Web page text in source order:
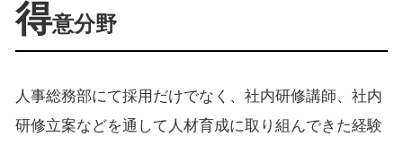
得意分野
人事総務部にて採用だけでなく、社内研修講師、社内
研修立案などを通して人材育成に取り組んできた経験